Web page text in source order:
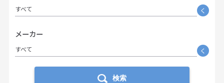
すべて く
メーカー
すべて く
検索